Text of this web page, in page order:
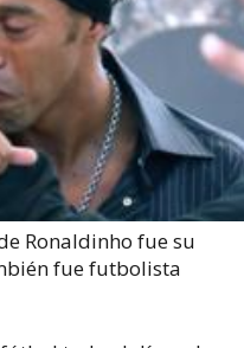
Ronaldinho fue su
fue futbolista